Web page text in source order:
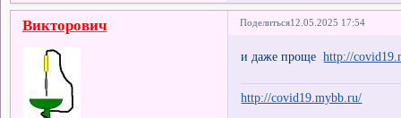
Поделиться12.05.2025 17:54
Викторович
и даже прощеhttp://
http://covid19.mybb.ru/